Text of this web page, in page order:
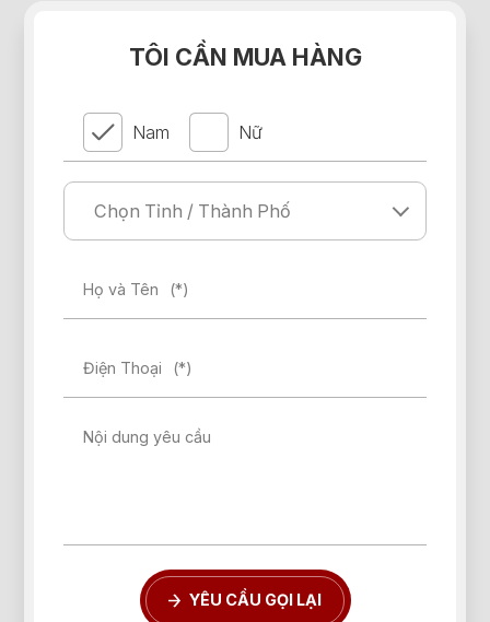
TÔI CẦN MUA HÀNG
Nam Nữ
Họ và Tên (*)
Điện Thoại (*)
Nội dung yêu cầu
YÊU CẦU GỌI LẠI